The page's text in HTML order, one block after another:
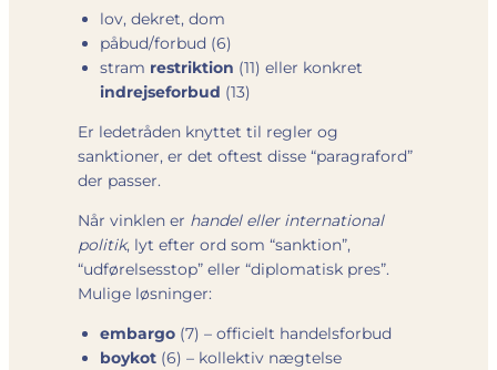
lov, dekret, dom
påbud/forbud (6)
stram restriktion (11) eller konkret
indrejseforbud (13)
Er lede­tråden knyttet til regler og
sanktioner, er det oftest disse “paragraford”
der passer.
Når vinklen er handel eller international
politik, lyt efter ord som “sanktion”,
“udførelsesstop” eller “diplomatisk pres”.
Mulige løsninger:
embargo (7) – officielt handelsforbud
boykot (6) – kollektiv nægtelse